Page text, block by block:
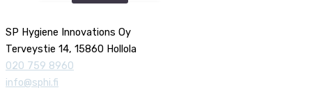
SP Hygiene Innovations Oy
Terveystie 14, 15860 Hollola
020 759 8960
info@sphi.fi